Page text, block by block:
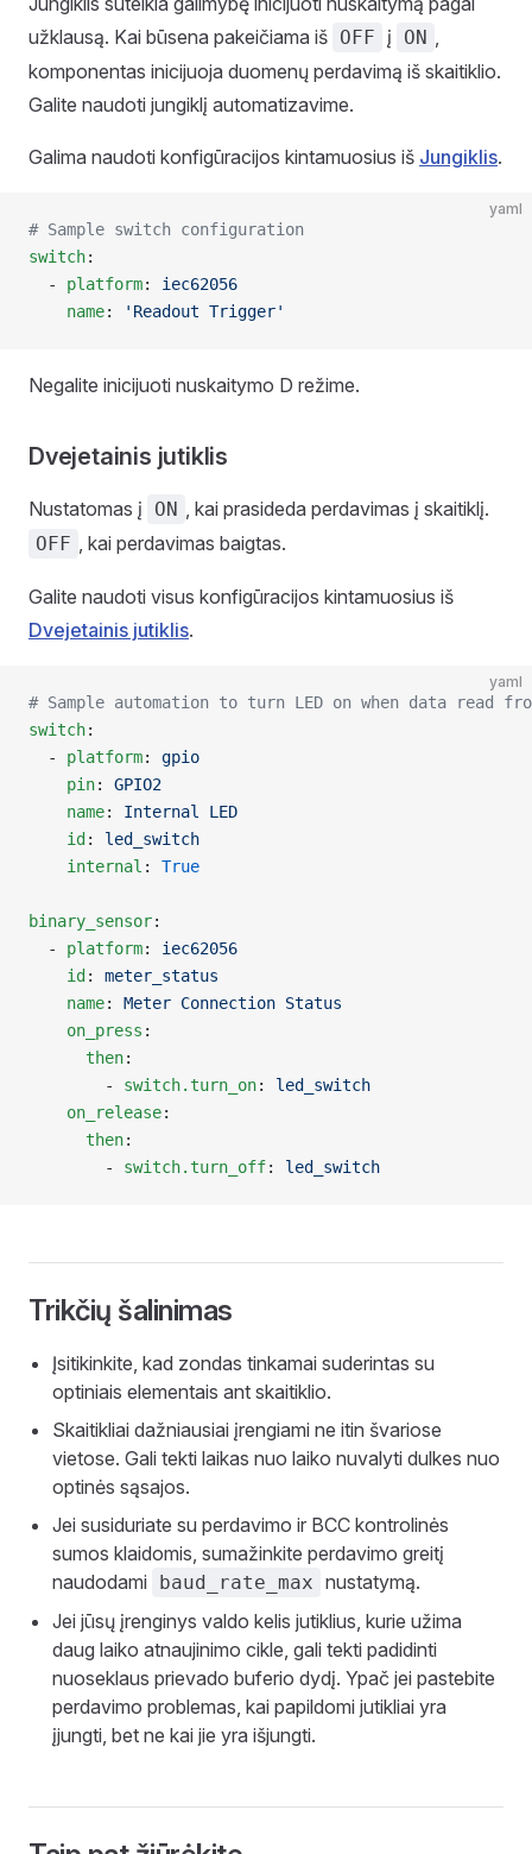
užklausą. Kai būsena pakeičiama iš OFF į ON
komponentas inicijuoja duomenų perdavimą iš skaitiklio.
Galite naudoti jungiklį automatizavime.
Galima naudoti konfigūracijos kintamuosius iš Jungiklis.
yaml
# Sample switch configuration
switch:
  -
platform: iec62056
    name
: 'Readout Trigger'
Negalite inicijuoti nuskaitymo D režime.
Dvejetainis jutiklis
Nustatomas į ON , kai prasideda perdavimas į skaitiklį.
OFF , kai perdavimas baigtas.
Galite naudoti visus konfigūracijos kintamuosius iš
Dvejetainis jutiklis.
yaml
# Sample automation to turn LED on when data read
switch:
  -
platform: gpio
    pin
: GPIO2
    name
: Internal LED
    id
: led_switch
    internal
: True
binary_sensor:
  -
platform: iec62056
    id
: meter_status
    name
: Meter Connection Status
    on_press
:
      then
:
        -
switch.turn_on: led_switch
    on_release
:
      then
:
        -
switch.turn_off: led_switch
Trikčių šalinimas
Įsitikinkite, kad zondas tinkamai suderintas su
optiniais elementais ant skaitiklio.
Skaitikliai dažniausiai įrengiami ne itin švariose
vietose. Gali tekti laikas nuo laiko nuvalyti dulkes nuo
optinės sąsajos.
Jei susiduriate su perdavimo ir BCC kontrolinės
sumos klaidomis, sumažinkite perdavimo greitį
naudodami
baud_rate_max nustatymą.
Jei jūsų įrenginys valdo kelis jutiklius, kurie užima
daug laiko atnaujinimo cikle, gali tekti padidinti
nuoseklaus prievado buferio dydį. Ypač jei pastebite
perdavimo problemas, kai papildomi jutikliai yra
įjungti, bet ne kai jie yra išjungti.